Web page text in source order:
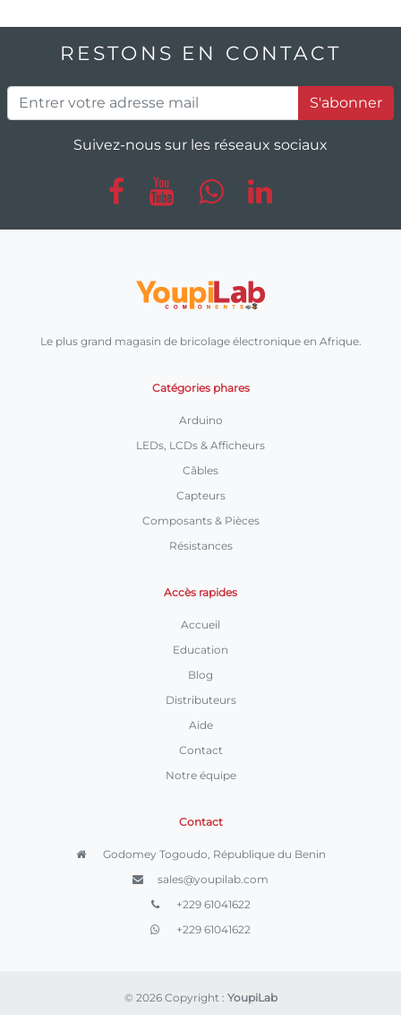
RESTONS EN CONTACT
S'abonner
Suivez-nous sur les réseaux sociaux
Le plus grand magasin de bricolage électronique en Afrique.
Catégories phares
Arduino
LEDs, LCDs & Afficheurs
Câbles
Capteurs
Composants & Pièces
Résistances
Accès rapides
Accueil
Education
Blog
Distributeurs
Aide
Contact
Notre équipe
Contact
Godomey Togoudo, République du Benin
sales@youpilab.com
+229 61041622
+229 61041622
© 2026 Copyright : YoupiLab